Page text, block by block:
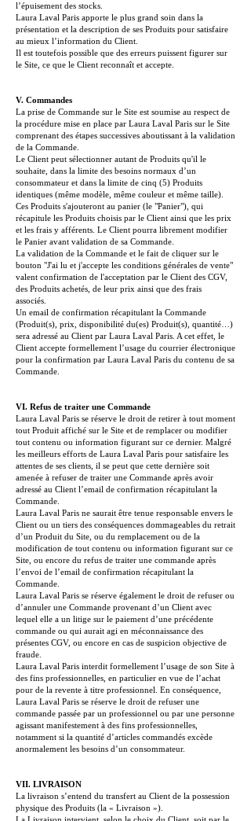
l’épuisement des stocks.
Laura Laval Paris apporte le plus grand soin dans la
présentation et la description de ses Produits pour satisfaire
au mieux l’information du Client.
Il est toutefois possible que des erreurs puissent figurer sur
le Site, ce que le Client reconnaît et accepte.
V. Commandes
La prise de Commande sur le Site est soumise au respect de
la procédure mise en place par Laura Laval Paris sur le Site
comprenant des étapes successives aboutissant à la validation
de la Commande.
Le Client peut sélectionner autant de Produits qu'il le
souhaite, dans la limite des besoins normaux d’un
consommateur et dans la limite de cinq (5) Produits
identiques (même modèle, même couleur et même taille).
Ces Produits s'ajouteront au panier (le "Panier"), qui
récapitule les Produits choisis par le Client ainsi que les prix
et les frais y afférents. Le Client pourra librement modifier
le Panier avant validation de sa Commande.
La validation de la Commande et le fait de cliquer sur le
bouton "J'ai lu et j'accepte les conditions générales de vente"
valent confirmation de l'acceptation par le Client des CGV,
des Produits achetés, de leur prix ainsi que des frais
associés.
Un email de confirmation récapitulant la Commande
(Produit(s), prix, disponibilité du(es) Produit(s), quantité…)
sera adressé au Client par Laura Laval Paris. A cet effet, le
Client accepte formellement l’usage du courrier électronique
pour la confirmation par Laura Laval Paris du contenu de sa
Commande.
VI. Refus de traiter une Commande
Laura Laval Paris se réserve le droit de retirer à tout moment
tout Produit affiché sur le Site et de remplacer ou modifier
tout contenu ou information figurant sur ce dernier. Malgré
les meilleurs efforts de Laura Laval Paris pour satisfaire les
attentes de ses clients, il se peut que cette dernière soit
amenée à refuser de traiter une Commande après avoir
adressé au Client l’email de confirmation récapitulant la
Commande.
Laura Laval Paris ne saurait être tenue responsable envers le
Client ou un tiers des conséquences dommageables du retrait
d’un Produit du Site, ou du remplacement ou de la
modification de tout contenu ou information figurant sur ce
Site, ou encore du refus de traiter une commande après
l’envoi de l’email de confirmation récapitulant la
Commande.
Laura Laval Paris se réserve également le droit de refuser ou
d’annuler une Commande provenant d’un Client avec
lequel elle a un litige sur le paiement d’une précédente
commande ou qui aurait agi en méconnaissance des
présentes CGV, ou encore en cas de suspicion objective de
fraude.
Laura Laval Paris interdit formellement l’usage de son Site à
des fins professionnelles, en particulier en vue de l’achat
pour de la revente à titre professionnel. En conséquence,
Laura Laval Paris se réserve le droit de refuser une
commande passée par un professionnel ou par une personne
agissant manifestement à des fins professionnelles,
notamment si la quantité d’articles commandés excède
anormalement les besoins d’un consommateur.
VII. LIVRAISON
La livraison s’entend du transfert au Client de la possession
physique des Produits (la « Livraison »).